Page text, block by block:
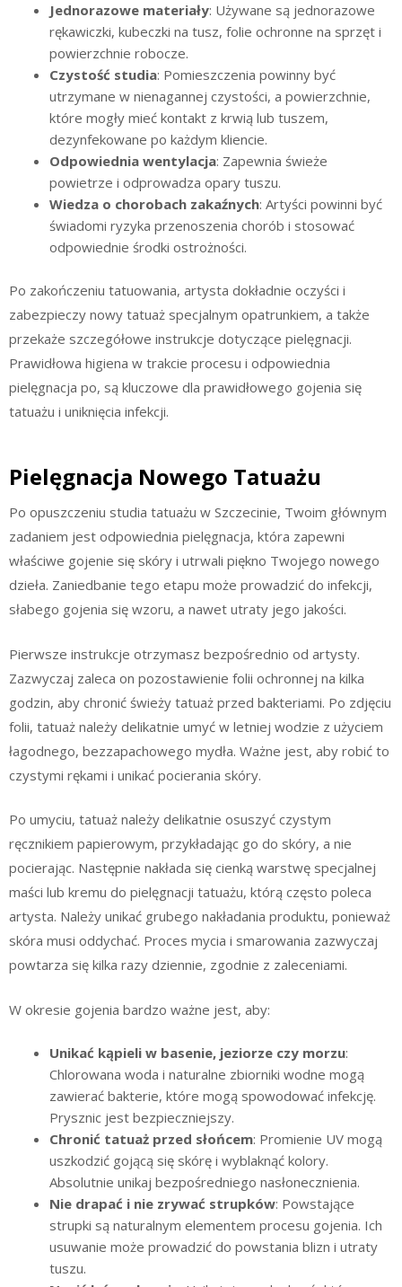
Jednorazowe materiały: Używane są jednorazowe
rękawiczki, kubeczki na tusz, folie ochronne na sprzęt i
powierzchnie robocze.
Czystość studia: Pomieszczenia powinny być
utrzymane w nienagannej czystości, a powierzchnie,
które mogły mieć kontakt z krwią lub tuszem,
dezynfekowane po każdym kliencie.
Odpowiednia wentylacja: Zapewnia świeże
powietrze i odprowadza opary tuszu.
Wiedza o chorobach zakaźnych: Artyści powinni być
świadomi ryzyka przenoszenia chorób i stosować
odpowiednie środki ostrożności.
Po zakończeniu tatuowania, artysta dokładnie oczyści i
zabezpieczy nowy tatuaż specjalnym opatrunkiem, a także
przekaże szczegółowe instrukcje dotyczące pielęgnacji.
Prawidłowa higiena w trakcie procesu i odpowiednia
pielęgnacja po, są kluczowe dla prawidłowego gojenia się
tatuażu i uniknięcia infekcji.
Pielęgnacja Nowego Tatuażu
Po opuszczeniu studia tatuażu w Szczecinie, Twoim głównym
zadaniem jest odpowiednia pielęgnacja, która zapewni
właściwe gojenie się skóry i utrwali piękno Twojego nowego
dzieła. Zaniedbanie tego etapu może prowadzić do infekcji,
słabego gojenia się wzoru, a nawet utraty jego jakości.
Pierwsze instrukcje otrzymasz bezpośrednio od artysty.
Zazwyczaj zaleca on pozostawienie folii ochronnej na kilka
godzin, aby chronić świeży tatuaż przed bakteriami. Po zdjęciu
folii, tatuaż należy delikatnie umyć w letniej wodzie z użyciem
łagodnego, bezzapachowego mydła. Ważne jest, aby robić to
czystymi rękami i unikać pocierania skóry.
Po umyciu, tatuaż należy delikatnie osuszyć czystym
ręcznikiem papierowym, przykładając go do skóry, a nie
pocierając. Następnie nakłada się cienką warstwę specjalnej
maści lub kremu do pielęgnacji tatuażu, którą często poleca
artysta. Należy unikać grubego nakładania produktu, ponieważ
skóra musi oddychać. Proces mycia i smarowania zazwyczaj
powtarza się kilka razy dziennie, zgodnie z zaleceniami.
W okresie gojenia bardzo ważne jest, aby:
Unikać kąpieli w basenie, jeziorze czy morzu:
Chlorowana woda i naturalne zbiorniki wodne mogą
zawierać bakterie, które mogą spowodować infekcję.
Prysznic jest bezpieczniejszy.
Chronić tatuaż przed słońcem: Promienie UV mogą
uszkodzić gojącą się skórę i wyblaknąć kolory.
Absolutnie unikaj bezpośredniego nasłonecznienia.
Nie drapać i nie zrywać strupków: Powstające
strupki są naturalnym elementem procesu gojenia. Ich
usuwanie może prowadzić do powstania blizn i utraty
tuszu.